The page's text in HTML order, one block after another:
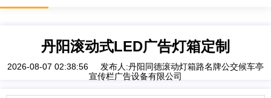
丹阳滚动式LED广告灯箱定制
2026-08-07 02:38:56 发布人:丹阳同德滚动灯箱路名牌公交候车亭
宣传栏广告设备有限公司